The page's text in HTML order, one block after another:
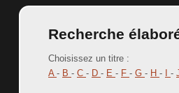
Recherche
Choisissez un titre :
A - B - C - D - E - F - G - H - -